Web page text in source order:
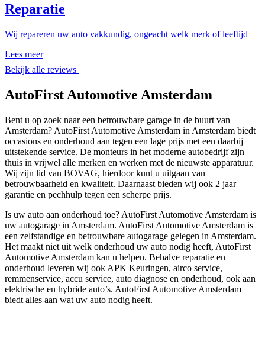
Reparatie
Wij repareren uw auto vakkundig, ongeacht welk merk of leeftijd
Lees meer
Bekijk alle reviews
AutoFirst Automotive Amsterdam
Bent u op zoek naar een betrouwbare garage in de buurt van
Amsterdam? AutoFirst Automotive Amsterdam in Amsterdam biedt
occasions en onderhoud aan tegen een lage prijs met een daarbij
uitstekende service. De monteurs in het moderne autobedrijf zijn
thuis in vrijwel alle merken en werken met de nieuwste apparatuur.
Wij zijn lid van BOVAG, hierdoor kunt u uitgaan van
betrouwbaarheid en kwaliteit. Daarnaast bieden wij ook 2 jaar
garantie en pechhulp tegen een scherpe prijs.
Is uw auto aan onderhoud toe? AutoFirst Automotive Amsterdam is
uw autogarage in Amsterdam. AutoFirst Automotive Amsterdam is
een zelfstandige en betrouwbare autogarage gelegen in Amsterdam.
Het maakt niet uit welk onderhoud uw auto nodig heeft, AutoFirst
Automotive Amsterdam kan u helpen. Behalve reparatie en
onderhoud leveren wij ook APK Keuringen, airco service,
remmenservice, accu service, auto diagnose en onderhoud, ook aan
elektrische en hybride auto’s. AutoFirst Automotive Amsterdam
biedt alles aan wat uw auto nodig heeft.